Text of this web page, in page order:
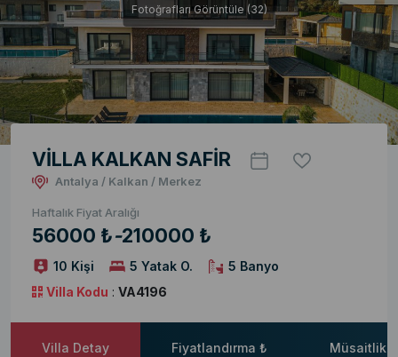
Fotoğrafları Görüntüle (32)
VİLLA KALKAN SAFİR
Antalya / Kalkan / Merkez
Haftalık Fiyat Aralığı
56000 ₺-210000 ₺
10 Kişi 5 Yatak O.
5 Banyo
Villa Kodu : VA4196
Villa Detay Fiyatlandırma ₺ Müsaitlik